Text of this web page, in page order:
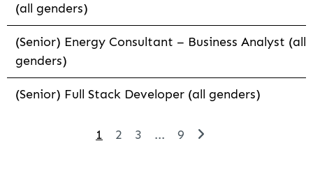
(all genders)
(Senior) Energy Consultant – Business Analyst (all
genders)
(Senior) Full Stack Developer (all genders)
1 2 3 ... 9